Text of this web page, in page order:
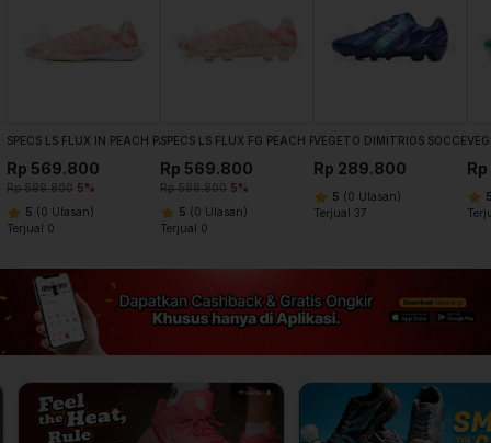
SPECS LS FLUX IN PEACH PARFAIT ECRU
Rp 569.800
Rp 599.800 5%
5 (0 Ulasan)
Terjual 0
SPECS LS FLUX FG PEACH PARFAIT ECRU
Rp 569.800
Rp 599.800 5%
5 (0 Ulasan)
Terjual 0
VEGETO DIMITRIOS SOCCER
Rp 289.800
5 (0 Ulasan)
Terjual 37